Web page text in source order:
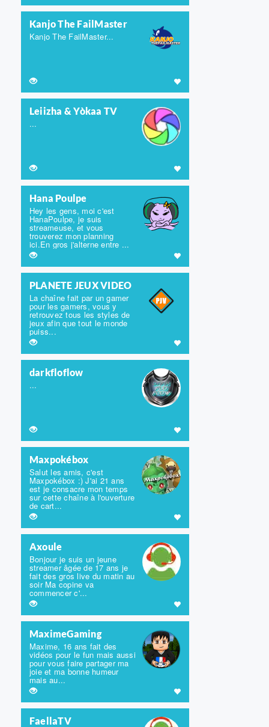
Kanjo The FailMaster
Kanjo The FailMaster...
Leiizha & Yòkaa TV
...
Hana Poulpe
Hey les gens, moi c'est
HanaPoulpe, je suis
streameuse, et vous
trouverez mon planning
ici.En gros j'alterne entre ...
PLANETE JEUX VIDEO
La chaîne fait par un gamer
pour les gamers, vous y
retrouvez tous les styles de
jeux afin que tout le monde
puiss...
darkfloflow
...
Maxpokébox
Salut les amis, c'est
Maxpokébox :) J'ai 21 ans
est je consacre mon temps
sur cette chaîne à l'ouverture
de cart...
Axoule
Bonjour je suis un jeune
streamer âgée de 17 ans je
fait des gros live du matin au
soir Ma copine va
commencer c'...
MaximeGaming
Maxime, 16 ans fait des
vidéos pour le fun mais aussi
pour vous faire partager ma
joie et ma bonne humeur
mais au...
FaellaTV